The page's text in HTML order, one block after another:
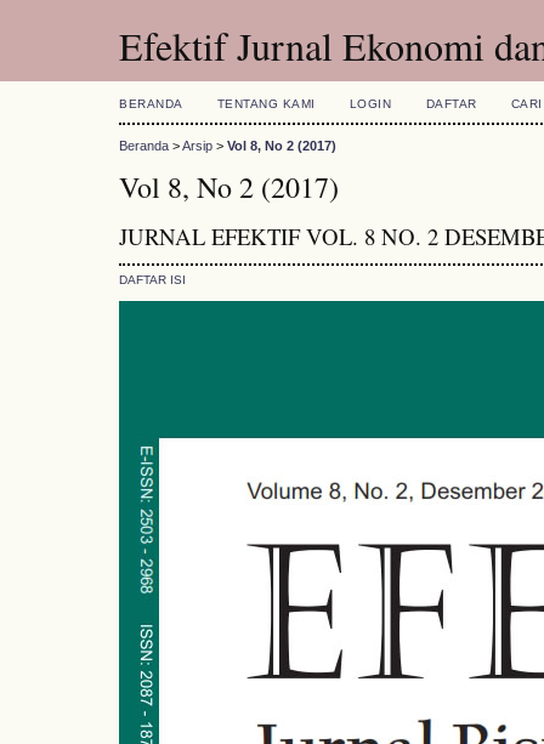
Efektif Jurnal Ekonomi
BERANDA TENTANG KAMI LOGIN DAFTAR CARI
Beranda >Arsip > Vol 8, No 2 (2017)
Vol 8, No 2 (2017)
JURNAL EFEKTIF VOL. 8 NO. 2
DAFTAR ISI